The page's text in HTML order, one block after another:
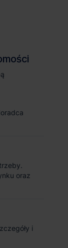
oraz
i
na jakim etapie
nas!
oraz
i